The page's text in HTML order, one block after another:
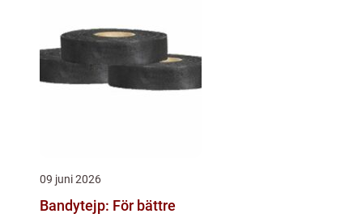
09 juni 2026
Bandytejp: För bättre